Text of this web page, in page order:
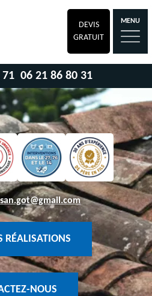
DEVIS
GRATUIT
MENU
71 06 21 86 80 31
RÉALISATIONS
NOUS